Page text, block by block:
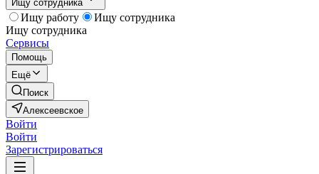
Ищу сотрудника
Ищу работу
Ищу сотрудника
Ищу сотрудника
Сервисы
Помощь
Ещё
Поиск
Алексеевское
Войти
Войти
Зарегистрироваться